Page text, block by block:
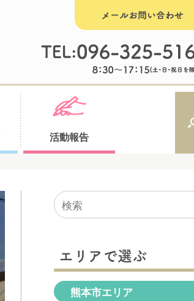
活動報告
検
索
エリアで選ぶ
熊本市エリア